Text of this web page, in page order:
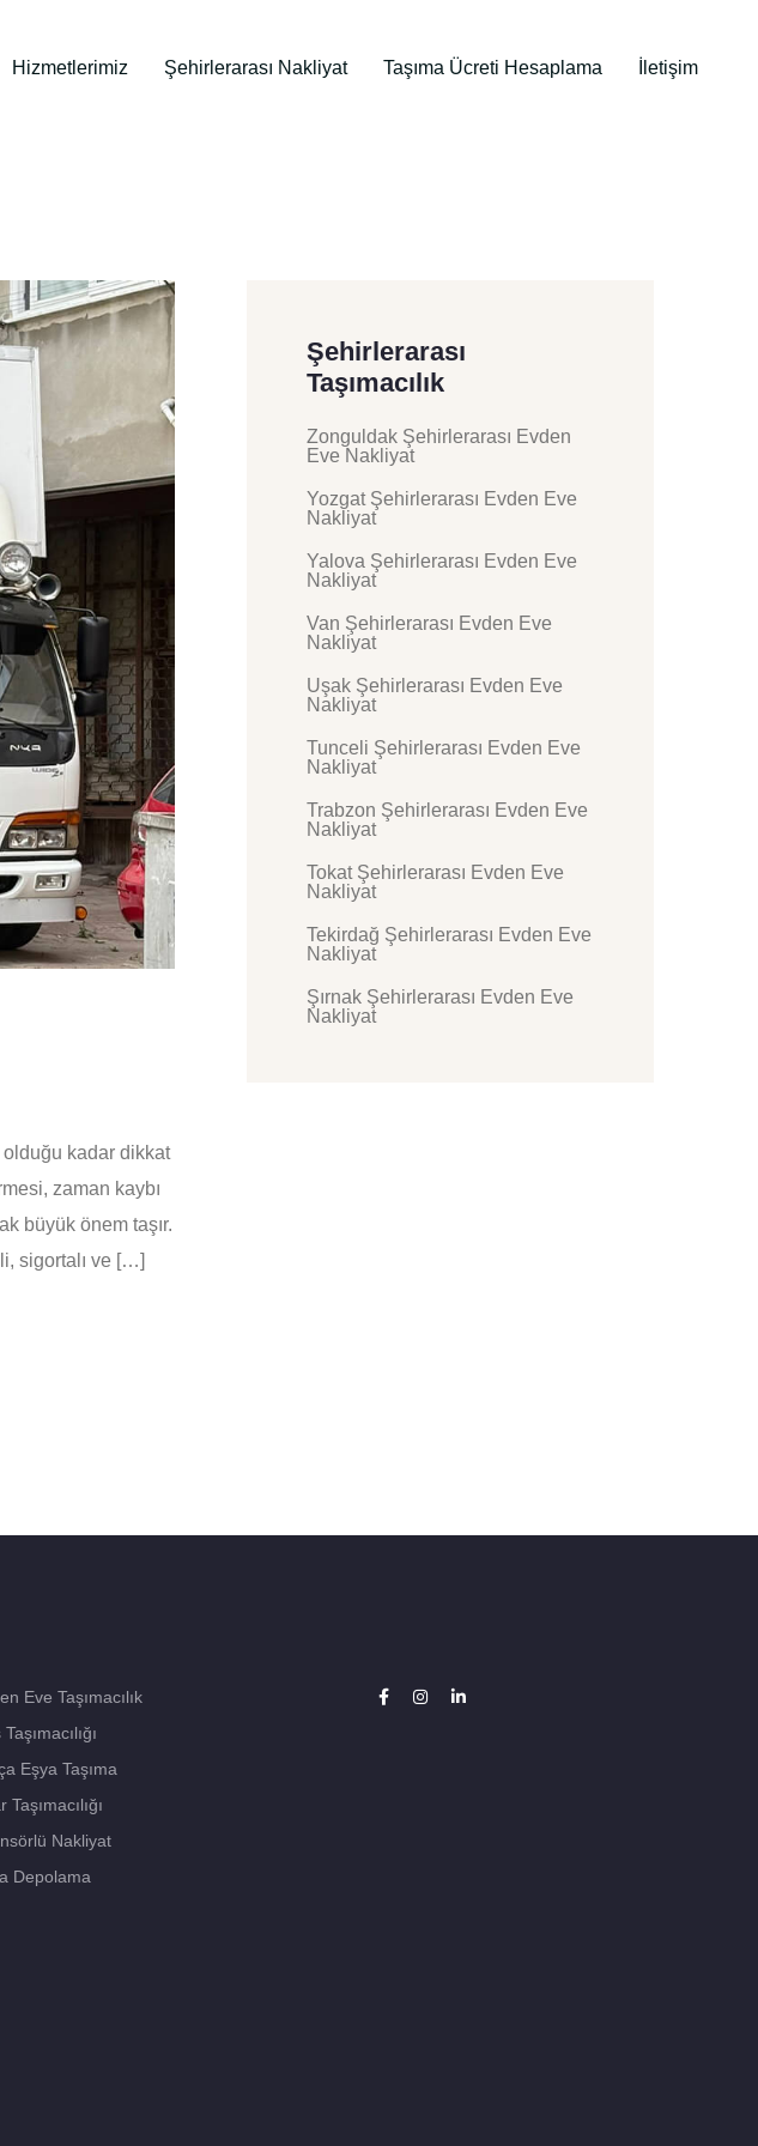
Hizmetlerimiz Şehirlerarası Nakliyat Taşıma Ücreti Hesaplama İletişim
olduğu kadar dikkat
zaman kaybı
büyük önem taşır.
sigortalı ve […]
Şehirlerarası
Taşımacılık
Zonguldak Şehirlerarası Evden
Eve Nakliyat
Yozgat Şehirlerarası Evden Eve
Nakliyat
Yalova Şehirlerarası Evden Eve
Nakliyat
Van Şehirlerarası Evden Eve
Nakliyat
Uşak Şehirlerarası Evden Eve
Nakliyat
Tunceli Şehirlerarası Evden Eve
Nakliyat
Trabzon Şehirlerarası Evden Eve
Nakliyat
Tokat Şehirlerarası Evden Eve
Nakliyat
Tekirdağ Şehirlerarası Evden Eve
Nakliyat
Şırnak Şehirlerarası Evden Eve
Nakliyat
Eve Taşımacılık
Eşya Taşıma
Taşımacılığı
Nakliyat
Depolama